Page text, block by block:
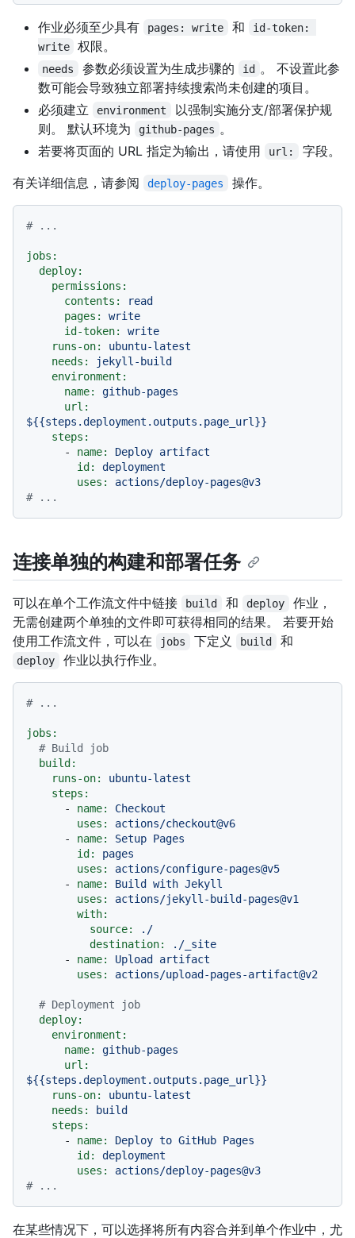
作业必须至少具有 pages: write 和
id-token:
write
权限。
needs 参数必须设置为生成步骤的 id
。 不设置此参
数可能会导致独立部署持续搜索尚未创建的项目。
必须建立
environment
以强制实施分支/部署保护规
则。 默认环境为
github-pages 。
若要将页面的 URL 指定为输出，请使用
url:
字段。
有关详细信息，请参阅
deploy-pages 操作。
# ...
jobs:
deploy:
permissions:
contents:
read
pages:
write
id-token:
write
runs-on:
ubuntu-latest
needs:
jekyll-build
environment:
name:
github-pages
url:
${{steps.deployment.outputs.page_url}}
steps:
-
name: Deploy artifact
id:
deployment
uses:
actions/deploy-pages@v3
# ...
连接单独的构建和部署任务
可以在单个工作流文件中链接 build 和 deploy
作业，
无需创建两个单独的文件即可获得相同的结果。 若要开始
使用工作流文件，可以在
jobs 下定义 build 和
deploy 作业以执行作业。
# ...
jobs:
# Build job
build:
runs-on:
ubuntu-latest
steps:
-
name:
Checkout
uses:
actions/checkout@v6
-
name: Setup Pages
id:
pages
uses:
actions/configure-pages@v5
-
name: Build with Jekyll
uses:
actions/jekyll-build-pages@v1
with:
source:
./
destination:
./_site
-
name: Upload
artifact
uses:
actions/upload-pages-artifact@v2
# Deployment job
deploy:
environment:
name:
github-pages
url:
${{steps.deployment.outputs.page_url}}
runs-on:
ubuntu-latest
needs:
build
steps:
-
name: Deploy to GitHub Pages
id:
deployment
uses:
actions/deploy-pages@v3
# ...
在某些情况下，可以选择将所有内容合并到单个作业中，尤